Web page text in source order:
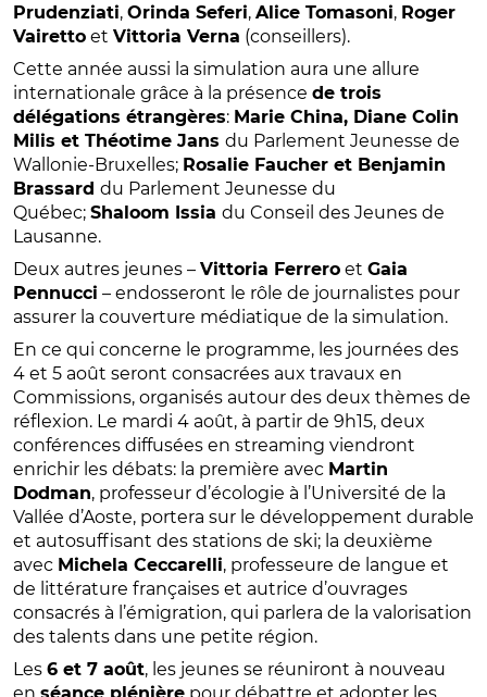
Prudenziati, Orinda Seferi, Alice Tomasoni, Roger
Vairetto et Vittoria Verna (conseillers).
Cette année aussi la simulation aura une allure
internationale grâce à la présence de trois
délégations étrangères: Marie China, Diane Colin
Milis et Théotime Jans du Parlement Jeunesse de
Wallonie-Bruxelles; Rosalie Faucher et Benjamin
Brassard du Parlement Jeunesse du
Québec; Shaloom Issia du Conseil des Jeunes de
Lausanne.
Deux autres jeunes – Vittoria Ferrero et Gaia
Pennucci – endosseront le rôle de journalistes pour
assurer la couverture médiatique de la simulation.
En ce qui concerne le programme, les journées des
4 et 5 août seront consacrées aux travaux en
Commissions, organisés autour des deux thèmes de
réflexion. Le mardi 4 août, à partir de 9h15, deux
conférences diffusées en streaming viendront
enrichir les débats: la première avec Martin
Dodman, professeur d’écologie à l’Université de la
Vallée d’Aoste, portera sur le développement durable
et autosuffisant des stations de ski; la deuxième
avec Michela Ceccarelli, professeure de langue et
de littérature françaises et autrice d’ouvrages
consacrés à l’émigration, qui parlera de la valorisation
des talents dans une petite région.
Les 6 et 7 août, les jeunes se réuniront à nouveau